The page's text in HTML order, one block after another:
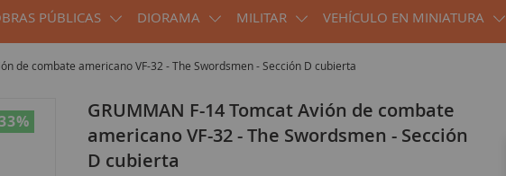
PÚBLICAS DIORAMA MILITAR VEHÍCULO EN MINIATURA
de combate americano VF-32 - The Swordsmen - Sección D cubierta
%
GRUMMAN F-14 Tomcat Avión de combate
americano VF-32 - The Swordsmen - Sección
D cubierta